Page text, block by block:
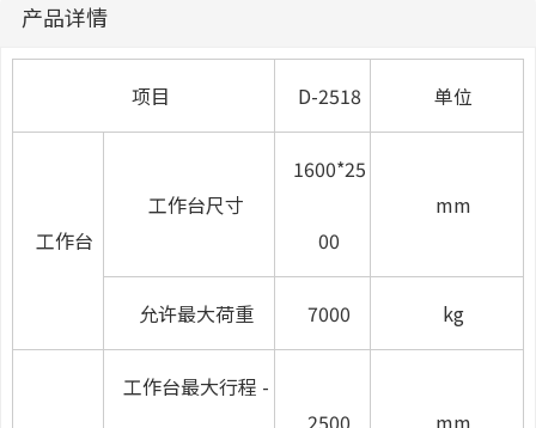
产品详情
项目 D-2518 单位
工作台
工作台尺寸
1600*25
00
mm
允许最大荷重 7000 kg
工作台最大行程 -